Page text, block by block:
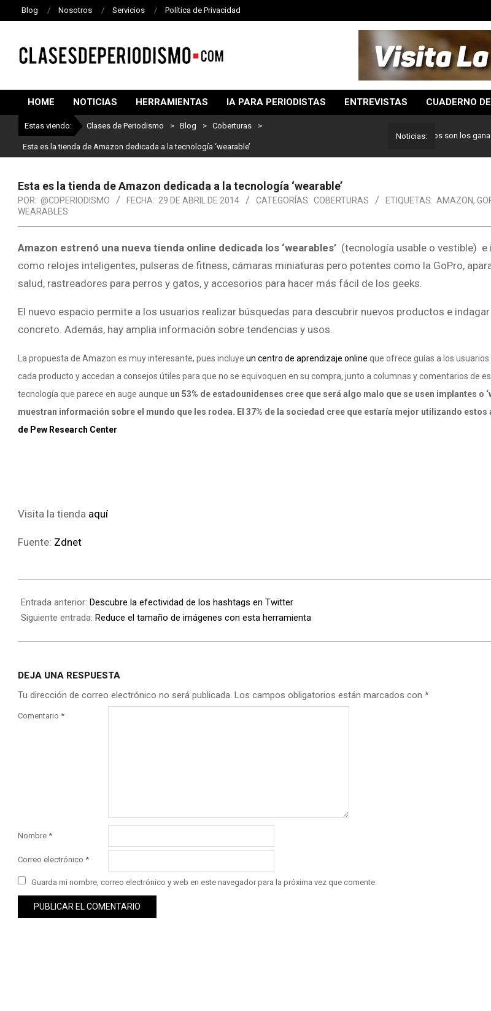
Blog Nosotros Servicios Política de Privacidad
DE
PERIODISMO
HOME NOTICIAS HERRAMIENTAS IA PARA PERIODISTAS ENTREVISTAS CUADERNO
Estas viendo: Clases de Periodismo > Blog > Coberturas >
Esta es la tienda de Amazon dedicada a la tecnología ‘wearable’
Noticias:
Lo mejor del periodismo: Estos son los ganadores
Esta es la tienda de Amazon dedicada a la tecnología ‘wearable’
POR: @CDPERIODISMO FECHA: 29 DE ABRIL DE 2014 CATEGORÍAS: COBERTURAS ETIQUETAS: AMAZON,
WEARABLES
Amazon estrenó una nueva tienda online dedicada los ‘wearables’ (tecnología usable o vestible)
como relojes inteligentes, pulseras de fitness, cámaras miniaturas pero potentes como la GoPro,
salud, rastreadores para perros y gatos, y accesorios para hacer más fácil de los geeks.
El nuevo espacio permite a los usuarios realizar búsquedas para descubrir nuevos productos e
concreto. Además, hay amplia información sobre tendencias y usos.
La propuesta de Amazon es muy interesante, pues incluye un centro de aprendizaje online que ofrece guías a los
cada producto y accedan a consejos útiles para que no se equivoquen en su compra, junto a columnas y comentarios de
tecnología que parece en auge aunque un 53% de estadounidenses cree que será algo malo que se usen implantes o
muestran información sobre el mundo que les rodea. El 37% de la sociedad cree que estaría mejor utilizando estos
de Pew Research Center
Visita la tienda aquí
Fuente: Zdnet
Entrada anterior: Descubre la efectividad de los hashtags en Twitter
Siguiente entrada: Reduce el tamaño de imágenes con esta herramienta
DEJA UNA RESPUESTA
Tu dirección de correo electrónico no será publicada. Los campos obligatorios están marcados con *
Comentario *
Nombre *
Correo electrónico *
Guarda mi nombre, correo electrónico y web en este navegador para la próxima vez que comente.